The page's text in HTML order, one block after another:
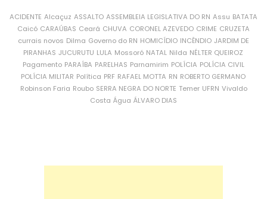
ACIDENTE Alcaçuz ASSALTO ASSEMBLEIA LEGISLATIVA DO RN Assu BATATA
Caicó CARAÚBAS Ceará CHUVA CORONEL AZEVEDO CRIME CRUZETA
currais novos Dilma Governo do RN HOMICÍDIO INCÊNDIO JARDIM DE
PIRANHAS JUCURUTU LULA Mossoró NATAL Nilda NÉLTER QUEIROZ
Pagamento PARAÍBA PARELHAS Parnamirim POLÍCIA POLÍCIA CIVIL
POLÍCIA MILITAR Política PRF RAFAEL MOTTA RN ROBERTO GERMANO
Robinson Faria Roubo SERRA NEGRA DO NORTE Temer UFRN Vivaldo
Costa Água ÁLVARO DIAS